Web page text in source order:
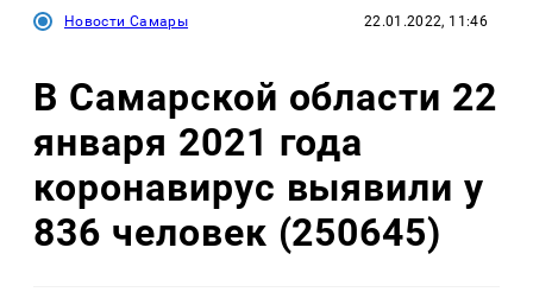
Новости Самары 22.01.2022, 11:46
В Самарской области 22
января 2021 года
коронавирус выявили у
836 человек (250645)